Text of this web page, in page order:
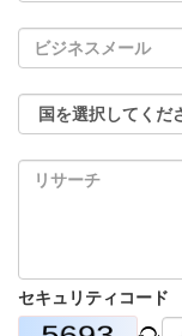
セキュリティコード